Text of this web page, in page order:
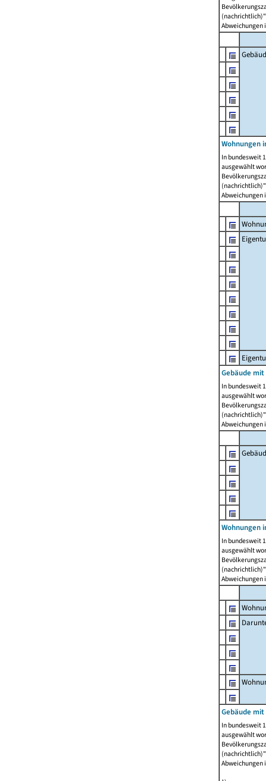
Abweichungen
Wohnungen
In bundesweit
ausgewählt
Abweichungen
Gebäude
In bundesweit
ausgewählt
Abweichungen
Wohnungen
In bundesweit
ausgewählt
Abweichungen
Gebäude
In bundesweit
ausgewählt
Abweichungen